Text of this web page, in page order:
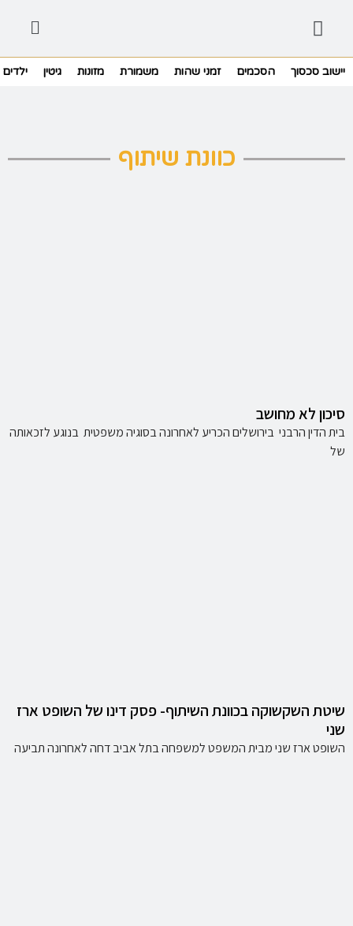
יישוב סכסוך הסכמים זמני שהות משמורת מזונות גיטין ילדים
כוונת שיתוף
סיכון לא מחושב
בית הדין הרבני בירושלים הכריע לאחרונה בסוגיה משפטית בנוגע לזכאותה
של
שיטת השקשוקה בכוונת השיתוף- פסק דינו של השופט ארז
שני
השופט ארז שני מבית המשפט למשפחה בתל אביב דחה לאחרונה תביעה